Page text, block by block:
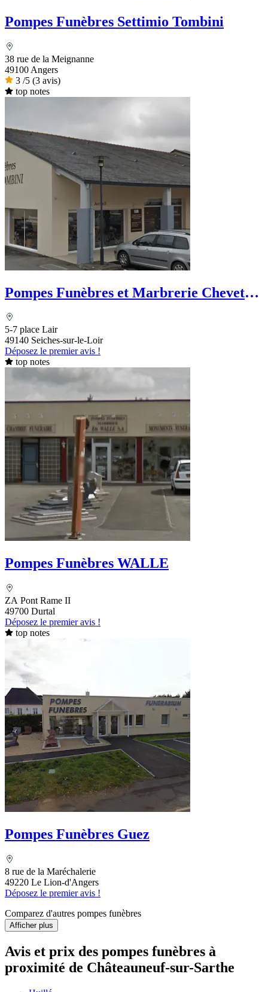
Pompes Funèbres Settimio Tombini
38 rue de la Meignanne
49100 Angers
3 /5 (3 avis)
top notes
Pompes Funèbres et Marbrerie Chevet-
5-7 place Lair
49140 Seiches-sur-le-Loir
Déposez le premier avis !
top notes
Pompes Funèbres WALLE
ZA Pont Rame II
49700 Durtal
Déposez le premier avis !
top notes
Pompes Funèbres Guez
8 rue de la Maréchalerie
49220 Le Lion-d'Angers
Déposez le premier avis !
Comparez d'autres pompes funèbres
Afficher plus
Avis et prix des pompes funèbres à
proximité de Châteauneuf-sur-Sarthe